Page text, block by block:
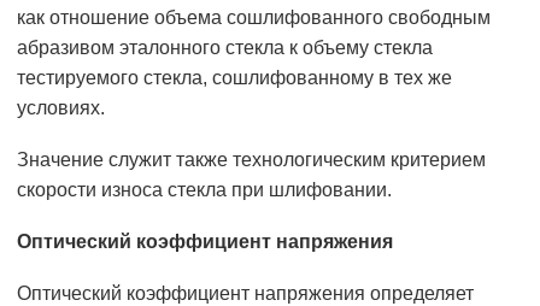
как отношение объема сошлифованного свободным
абразивом эталонного стекла к объему стекла
тестируемого стекла, сошлифованному в тех же
условиях.
Значение служит также технологическим критерием
скорости износа стекла при шлифовании.
Оптический коэффициент напряжения
Оптический коэффициент напряжения определяет